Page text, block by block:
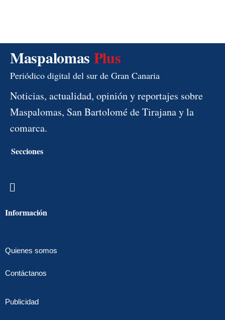
Maspalomas Plus
Periódico digital del sur de Gran Canaria
Noticias, actualidad, opinión y reportajes sobre
Maspalomas, San Bartolomé de Tirajana y la
comarca.
Secciones
Menú
Información
Quienes somos
Contáctanos
Publicidad